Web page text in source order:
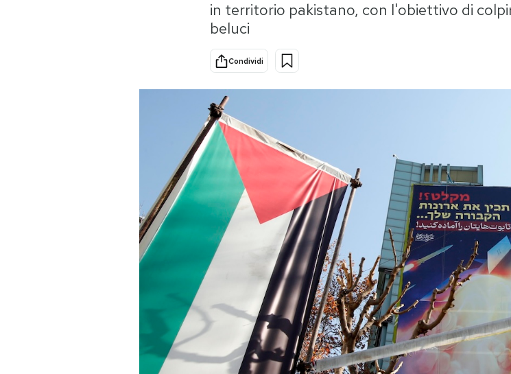
Ok Boomer!
Altrecose
Mondiali calcio 2026
in territorio pakistano, con l'obiettivo di
beluci
Condividi